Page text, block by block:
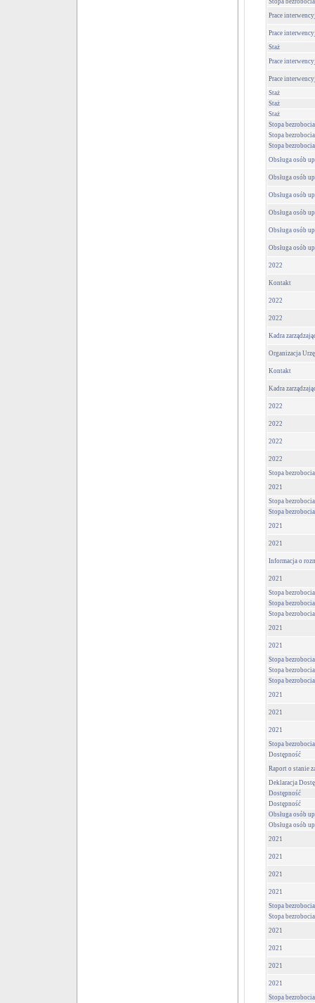
Stopa bezrobocia
Prace
Prace
Staż
Prace
Prace
Staż
Staż
Staż
Stopa bezrobocia
Stopa bezrobocia
Stopa bezrobocia
Obsługa osób
Obsługa osób
Obsługa osób
Obsługa osób
Obsługa osób
Obsługa osób
2022
Kontakt
2022
2022
Kadra
Organizacja
Kontakt
Kadra
2022
2022
2022
2022
Stopa bezrobocia
2021
Stopa bezrobocia
Stopa bezrobocia
2021
2021
Informacja o
2021
Stopa bezrobocia
Stopa bezrobocia
Stopa bezrobocia
2021
2021
Stopa bezrobocia
Stopa bezrobocia
Stopa bezrobocia
2021
2021
2021
Stopa bezrobocia
Dostępność
Raport o stanie
Deklaracja
Dostępność
Dostępność
Obsługa osób
Obsługa osób
2021
2021
2021
2021
Stopa bezrobocia
Stopa bezrobocia
2021
2021
2021
2021
Stopa bezrobocia